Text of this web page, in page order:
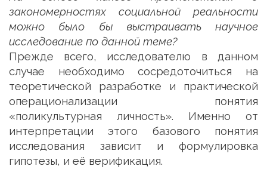
закономерностях социальной реальности
можно было бы выстраивать научное
исследование по данной теме?
Прежде всего, исследователю в данном
случае необходимо сосредоточиться на
теоретической разработке и практической
операционализации понятия
«поликультурная личность». Именно от
интерпретации этого базового понятия
исследования зависит и формулировка
гипотезы, и её верификация.